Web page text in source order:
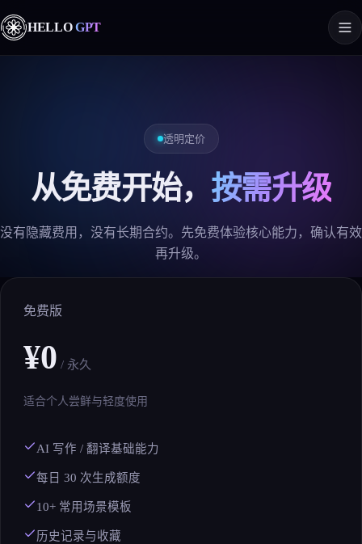
HELLOGPT
透明定价
从免费开始， 按需升级
没有隐藏费用，没有长期合约。先免费体验核心能力，确认有效
再升级。
免费版
¥0 / 永久
适合个人尝鲜与轻度使用
AI 写作 / 翻译基础能力
每日 30 次生成额度
10+ 常用场景模板
历史记录与收藏